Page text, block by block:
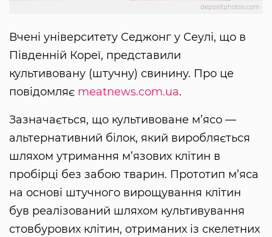
depositphotos.com
Вчені університету Седжонг у Сеулі, що в
Південній Кореї, представили
культивовану (штучну) свинину. Про це
повідомляє meatnews.com.ua.
Зазначається, що культивоване м’ясо —
альтернативний білок, який виробляється
шляхом утримання м’язових клітин в
пробірці без забою тварин. Прототип м’яса
на основі штучного вирощування клітин
був реалізований шляхом культивування
стовбурових клітин, отриманих із скелетних